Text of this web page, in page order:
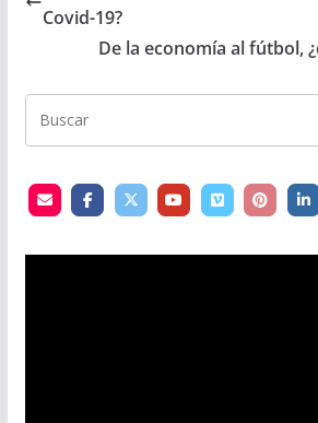
Covid-19?
De la economía al fútbol,